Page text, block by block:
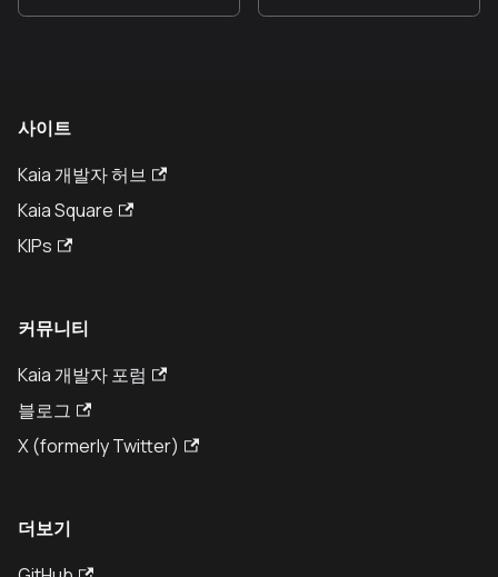
사이트
Kaia 개발자 허브
Kaia Square
KIPs
커뮤니티
Kaia 개발자 포럼
블로그
X (formerly Twitter)
더보기